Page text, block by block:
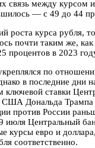
связь между курсом и
— с 49 до 44
роста курса рубля,
почти таким же,
процентов в 2023
по
в последние дни
ключевой ставки
США Дональда Трампа
против России
июля Центральный
курсы евро и
соответственно.